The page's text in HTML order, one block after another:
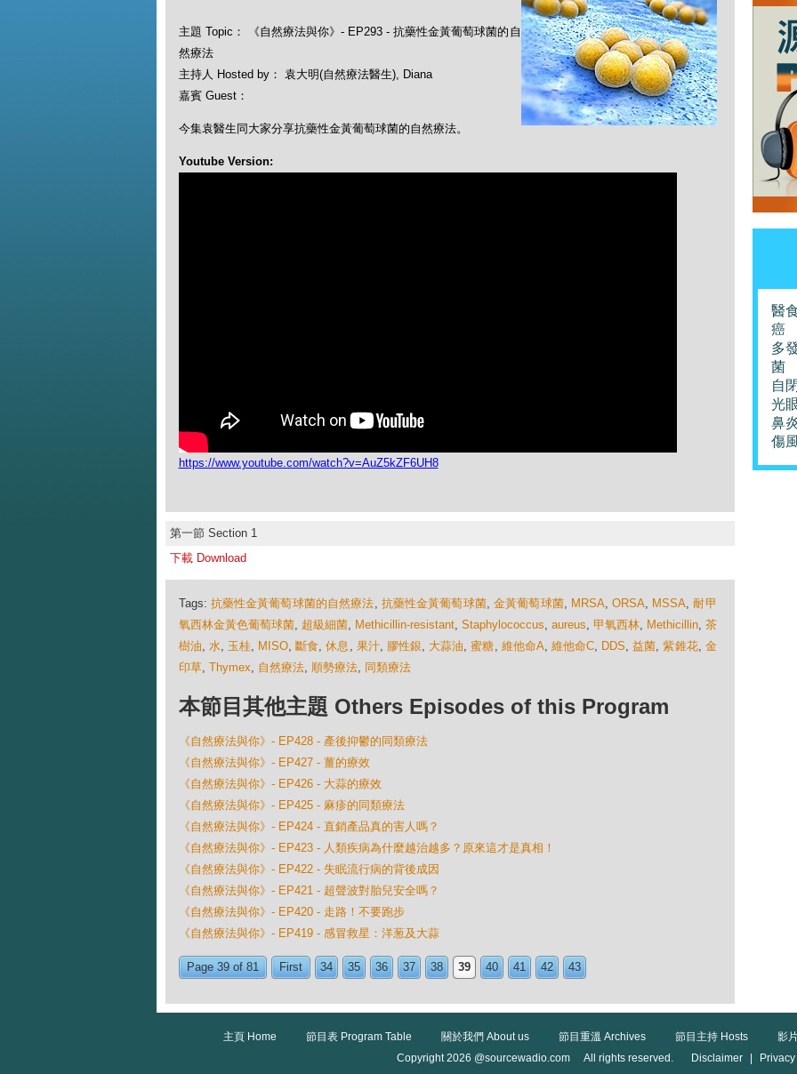
主題 Topic： 《自然療法與你》- EP293 - 抗藥性金黃葡萄球菌的自
然療法
主持人 Hosted by： 袁大明(自然療法醫生), Diana
嘉賓 Guest：
今集袁醫生同大家分享抗藥性金黃葡萄球菌的自然療法。
Youtube Version:
https://www.youtube.com/watch?v=AuZ5kZF6UH8
第一節 Section 1
下載 Download
Tags: 抗藥性金黃葡萄球菌的自然療法, 抗藥性金黃葡萄球菌,金黃葡萄球菌, MRSA,ORSA, MSSA,耐甲
氧西林金黃色葡萄球菌, 超級細菌, Methicillin-resistant, Staphylococcus, aureus, 甲氧西林, Methicillin, 茶
樹油, 水, 玉桂, MISO, 斷食,休息 , 果汁, 膠性銀, 大蒜油,蜜糖, 維他命A, 維他命C, DDS,益菌,紫錐花, 金
印草, Thymex, 自然療法, 順勢療法, 同類療法
本節目其他主題 Others Episodes of this Program
《自然療法與你》- EP428 - 產後抑鬱的同類療法
《自然療法與你》- EP427 - 薑的療效
《自然療法與你》- EP426 - 大蒜的療效
《自然療法與你》- EP425 - 麻疹的同類療法
《自然療法與你》- EP424 - 直銷產品真的害人嗎？
《自然療法與你》- EP423 - 人類疾病為什麼越治越多？原來這才是真相！
《自然療法與你》- EP422 - 失眠流行病的背後成因
《自然療法與你》- EP421 - 超聲波對胎兒安全嗎？
《自然療法與你》- EP420 - 走路！不要跑步
《自然療法與你》- EP419 - 感冒救星：洋葱及大蒜
Page 39 of 81 First 34 35 36 37 38 39 40 41 42 43
醫
癌
多
菌
自
光
鼻
傷
主頁 Home 節目表 Program Table 關於我們 About us 節目重溫 Archives 節目主持 Hosts
影
Copyright 2026 @sourcewadio.com All rights reserved.
Disclaimer Privacy